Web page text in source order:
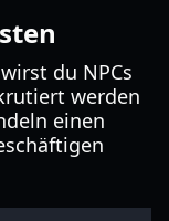
du NPCs
werden
einen